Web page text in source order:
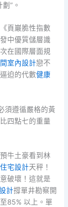
”。
頁巖脆性指數
中優質儲層識
在國際層面規
室內設計戀不
迫的代數健康
須遵循嚴格的黃
四點七的重量
牛土豪看到林
宅設計天秤！
破壞！這就是
計撐單井勘察開
85% 以上。單